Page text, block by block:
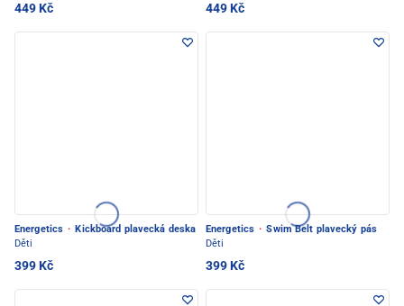
449 Kč 449 Kč
Energetics · Kickboard plavecká deska
Děti
399 Kč
Energetics · Swim Belt plavecký pás
Děti
399 Kč